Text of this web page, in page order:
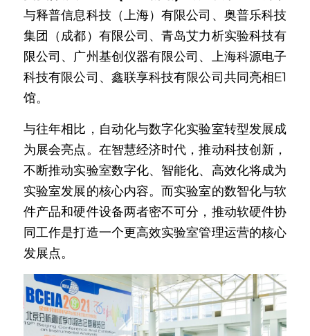
与释普信息科技（上海）有限公司、奥普乐科技
集团（成都）有限公司、青岛艾力析实验科技有
限公司、广州基创仪器有限公司、上海科源电子
科技有限公司、鑫联享科技有限公司共同亮相E1
馆。
与往年相比，自动化与数字化实验室转型发展成
为展会亮点。在智慧经济时代，推动科技创新，
不断推动实验室数字化、智能化、高效化将成为
实验室发展的核心内容。而实验室的数智化与软
件产品和硬件设备两者密不可分，推动软硬件协
同工作是打造一个更高效实验室管理运营的核心
发展点。